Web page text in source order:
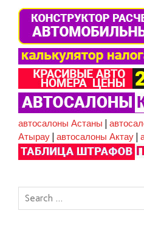
автосалоны Астаны |
Атырау |автосалоны Актау |